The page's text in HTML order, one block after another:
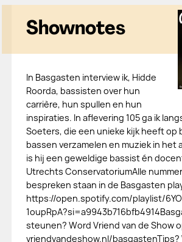
Shownotes
In Basgasten interview ik, Hidde
Roorda, bassisten over hun
carrière, hun spullen en hun
inspiraties. In aflevering 105 ga ik
Soeters, die een unieke kijk heeft op
bassen verzamelen en muziek in het
is hij een geweldige bassist én
Utrechts ConservatoriumAlle
bespreken staan in de Basgasten
https://open.spotify.com/playlist/
steunen? Word Vriend van de Show
vriendvandeshow.nl/basgastenTips?